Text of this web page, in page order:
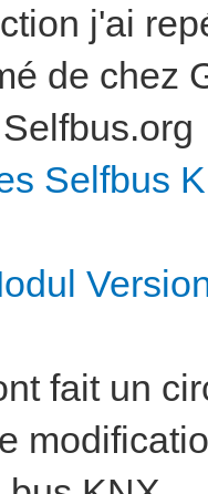
j'ai
de chez
Selfbus
fait un